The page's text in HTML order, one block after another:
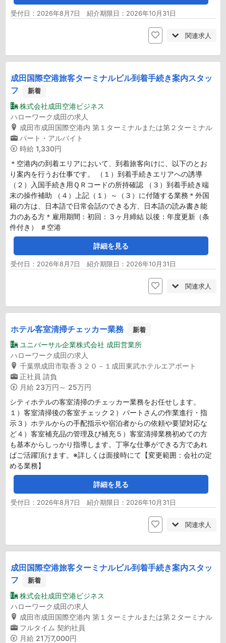
受付日：2026年8月7日 紹介期限日：2026年10月31日
関連求人
成田国際空港旅客ターミナルビル到着手続き案内スタッ
フ
新着
株式会社成田空港ビジネス
ハローワーク成田の求人
成田市成田国際空港内 第１ターミナルまたは第２ターミナル
パート・アルバイト
時給 1,330円
＊空港内の到着エリアにおいて、到着旅客向けに、以下のとお
り案内を行うお仕事です。 （１）到着手続きエリアへの誘導
（２）入国手続き用ＱＲコードの所持確認 （３）到着手続き端
末の操作補助 （４）上記（１）～（３）に付随する業務＊外国
籍の方は、日本語で日常会話のできる方、日本語の読み書き能
力のある方＊雇用期間：初回：３ヶ月締結 以後：年度更新（条
件付き） ＃空港
詳細を見る
受付日：2026年8月7日 紹介期限日：2026年10月31日
関連求人
ホテル客室清掃チェッカー業務 新着
ユニバーサル企業株式会社 成田営業所
ハローワーク成田の求人
千葉県成田市取香３２０－１成田東武ホテルエアポート
正社員 請負
月給 23万円～ 25万円
シティホテルの客室清掃のチェッカー業務をお任せします。
１）客室清掃後の客室チェック２）パートさんの作業進行・指
示３）ホテルからの手配指示や宿泊者からの依頼や要望対応な
ど４）客室補充品の管理及び補充５）客室清掃業務初めての方
も基本からしっかり指導します。丁寧な仕事ができる方であれ
ばご活躍頂けます。※詳しくは面接時にて【変更範囲：会社の定
める業務】
詳細を見る
受付日：2026年8月7日 紹介期限日：2026年10月31日
関連求人
成田国際空港旅客ターミナルビル到着手続き案内スタッ
フ
新着
株式会社成田空港ビジネス
ハローワーク成田の求人
成田市成田国際空港内 第１ターミナルまたは第２ターミナル
フルタイム 契約社員
月給 21万7,000円